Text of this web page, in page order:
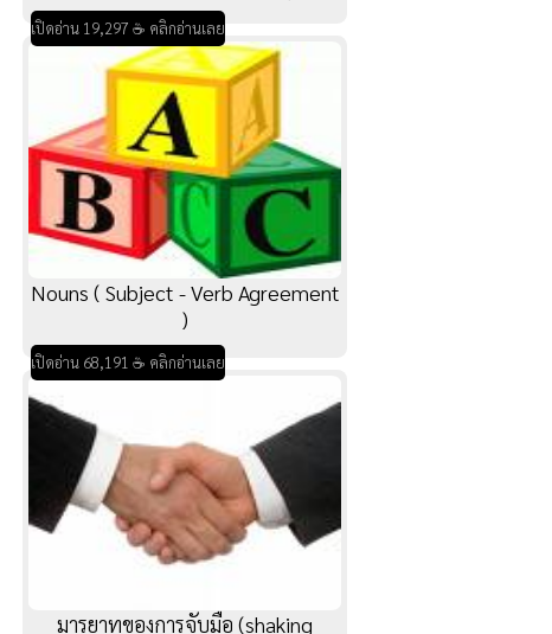
เปิดอ่าน 19,297 ☕ คลิกอ่านเลย
Nouns ( Subject - Verb Agreement
)
เปิดอ่าน 68,191 ☕ คลิกอ่านเลย
มารยาทของการจับมือ (shaking